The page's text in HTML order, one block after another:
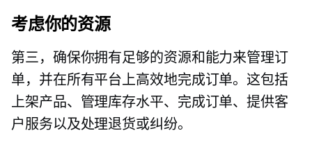
考虑你的资源
第三，确保你拥有足够的资源和能力来管理订
单，并在所有平台上高效地完成订单。这包括
上架产品、管理库存水平、完成订单、提供客
户服务以及处理退货或纠纷。